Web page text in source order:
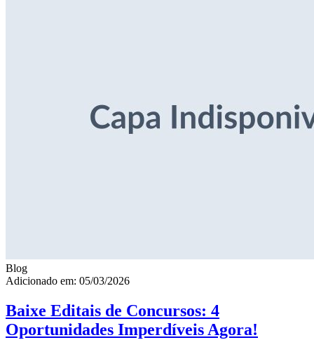
Blog
Adicionado em: 05/03/2026
Baixe Editais de Concursos: 4
Oportunidades Imperdíveis Agora!